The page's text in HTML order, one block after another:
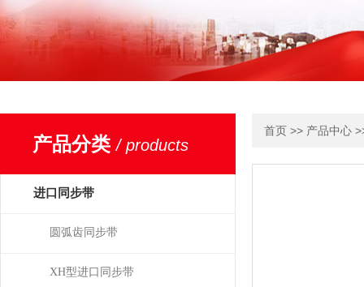
产品分类/ products
进口同步带
圆弧齿同步带
XH型进口同步带
首页 >> 产品中心